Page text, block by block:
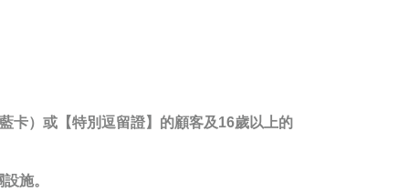
卡）或【特別逗留證】的顧客及16歲以上的
施。